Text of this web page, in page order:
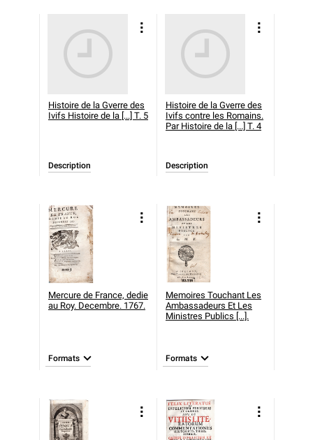
Histoire de la Gverre des
Ivifs Histoire de la [...] T. 5
Description
Histoire de la Gverre des
Ivifs contre les Romains.
ParHistoire de la [...] T. 4
Description
Mercure de France, dedie
au Roy. Decembre. 1767.
Formats
Memoires Touchant Les
Ambassadeurs Et Les
Ministres Publics [...].
Formats